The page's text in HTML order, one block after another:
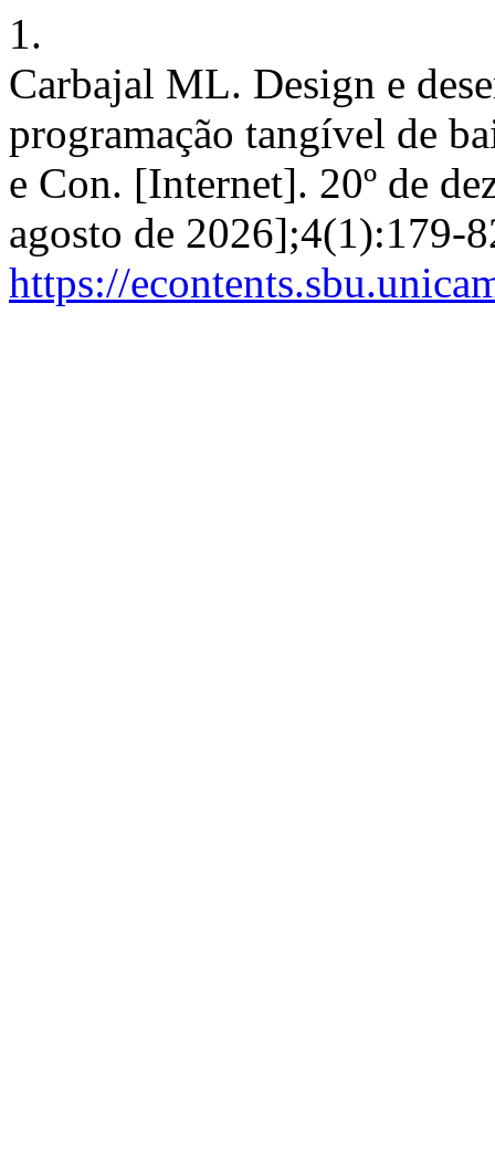
1.
Carbajal ML. Design e
programação tangível de
e Con. [Internet]. 20º de
agosto de 2026];4(1):179-
https://